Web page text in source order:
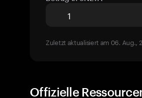
Zuletzt aktualisiert am 06. Aug.,
Offizielle